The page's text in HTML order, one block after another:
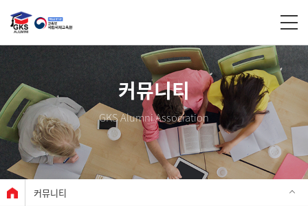
커뮤니티
GKS Alumni Association
커뮤니티